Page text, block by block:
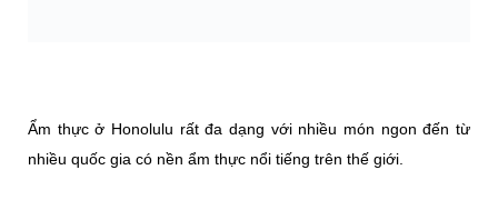
Ẩm thực ở Honolulu rất đa dạng với nhiều món ngon đến từ
nhiều quốc gia có nền ẩm thực nổi tiếng trên thế giới.